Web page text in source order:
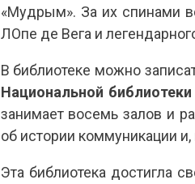
«Мудрым». За их спинами
ЛОпе де Вега и
В библиотеке можно
Национальной
занимает восемь залов и
об истории коммуникации и,
Эта библиотека достигла